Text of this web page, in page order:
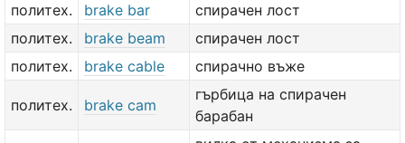
политех.
brake bar
спирачен лост
политех.
brake beam
спирачен лост
политех.
brake cable спирачно въже
политех. brake cam
гърбица на спирачен
барабан